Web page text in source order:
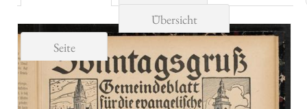
Übersicht
Seite